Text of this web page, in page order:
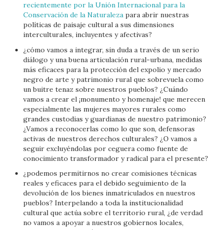
recientemente por la Unión Internacional para la
Conservación de la Naturaleza para abrir nuestras
políticas de paisaje cultural a sus dimensiones
interculturales, incluyentes y afectivas?
¿cómo vamos a integrar, sin duda a través de un serio
diálogo y una buena articulación rural-urbana, medidas
más eficaces para la protección del expolio y mercado
negro de arte y patrimonio rural que sobrevuela como
un buitre tenaz sobre nuestros pueblos? ¿Cuándo
vamos a crear el ¡monumento y homenaje! que merecen
especialmente las mujeres mayores rurales como
grandes custodias y guardianas de nuestro patrimonio?
¿Vamos a reconocerlas como lo que son, defensoras
activas de nuestros derechos culturales? ¿O vamos a
seguir excluyéndolas por ceguera como fuente de
conocimiento transformador y radical para el presente?
¿podemos permitirnos no crear comisiones técnicas
reales y eficaces para el debido seguimiento de la
devolución de los bienes inmatriculados en nuestros
pueblos? Interpelando a toda la institucionalidad
cultural que actúa sobre el territorio rural, ¿de verdad
no vamos a apoyar a nuestros gobiernos locales,